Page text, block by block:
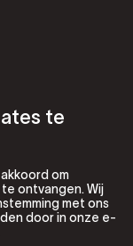
te
om
ontvangen. Wij
met ons
door in onze e-